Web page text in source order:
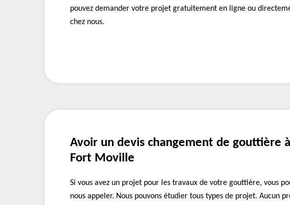
pouvez demander votre projet gratuitement en ligne ou
chez nous.
Avoir un devis changement de gouttière à
Fort Moville
Si vous avez un projet pour les travaux de votre gouttière, vous
nous appeler. Nous pouvons étudier tous types de projet. Aucun